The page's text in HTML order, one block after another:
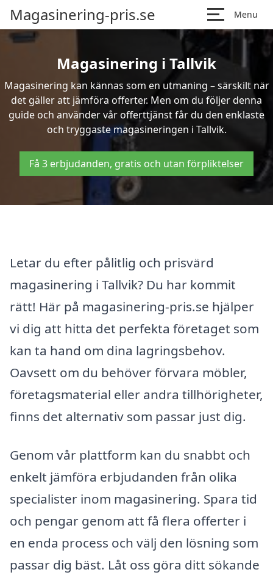
Magasinering-pris.se Menu
Magasinering i Tallvik
Magasinering kan kännas som en utmaning – särskilt när
det gäller att jämföra offerter. Men om du följer denna
guide och använder vår offerttjänst får du den enklaste
och tryggaste magasineringen i Tallvik.
Få 3 erbjudanden, gratis och utan förpliktelser
Letar du efter pålitlig och prisvärd
magasinering i Tallvik? Du har kommit
rätt! Här på magasinering-pris.se hjälper
vi dig att hitta det perfekta företaget som
kan ta hand om dina lagringsbehov.
Oavsett om du behöver förvara möbler,
företagsmaterial eller andra tillhörigheter,
finns det alternativ som passar just dig.
Genom vår plattform kan du snabbt och
enkelt jämföra erbjudanden från olika
specialister inom magasinering. Spara tid
och pengar genom att få flera offerter i
en enda process och välj den lösning som
passar dig bäst. Låt oss göra ditt sökande